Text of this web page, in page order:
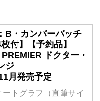
B・カンバーバッチ
付】【予約品】
ドクター・
ジ
月発売予定
ートグラフ（直筆サイ